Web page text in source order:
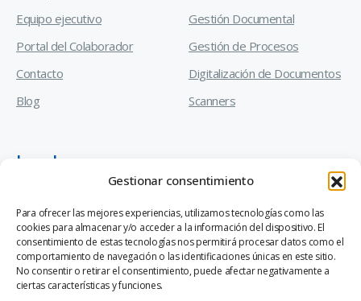
Gestionar consentimiento
Para ofrecer las mejores experiencias, utilizamos tecnologías como las
cookies para almacenar y/o acceder a la información del dispositivo. El
consentimiento de estas tecnologías nos permitirá procesar datos como el
comportamiento de navegación o las identificaciones únicas en este sitio.
No consentir o retirar el consentimiento, puede afectar negativamente a
ciertas características y funciones.
Equipo ejecutivo
Portal del Colaborador
Contacto
Blog
Gestión Documental
Gestión de Procesos
Digitalización de Documentos
Scanners
Legal
Manual de Prevención de Delitos
Código de Ética y Conducta Empresarial
Canal de Denuncias Ley 20.393